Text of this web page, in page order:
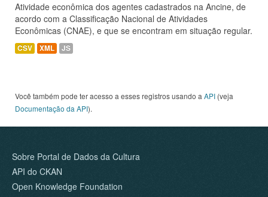
Atividade econômica dos agentes cadastrados na Ancine, de
acordo com a Classificação Nacional de Atividades
Econômicas (CNAE), e que se encontram em situação regular.
CSV XML JS
Você também pode ter acesso a esses registros usando a API (veja
Documentação da API).
Sobre Portal de Dados da Cultura
API do CKAN
Open Knowledge Foundation